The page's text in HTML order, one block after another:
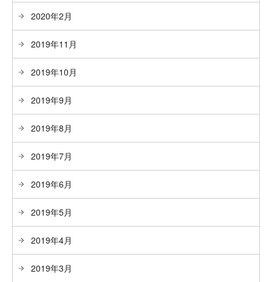
2020年2月
2019年11月
2019年10月
2019年9月
2019年8月
2019年7月
2019年6月
2019年5月
2019年4月
2019年3月